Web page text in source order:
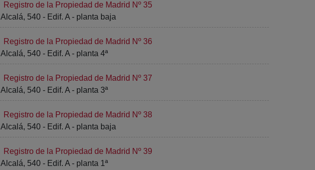
Registro de la Propiedad de Madrid Nº 35
Alcalá, 540 - Edif. A - planta baja
Registro de la Propiedad de Madrid Nº 36
Alcalá, 540 - Edif. A - planta 4ª
Registro de la Propiedad de Madrid Nº 37
Alcalá, 540 - Edif. A - planta 3ª
Registro de la Propiedad de Madrid Nº 38
Alcalá, 540 - Edif. A - planta baja
Registro de la Propiedad de Madrid Nº 39
Alcalá, 540 - Edif. A - planta 1ª